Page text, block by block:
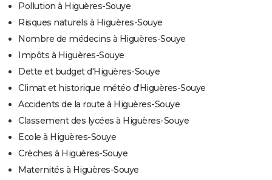
Pollution à Higuères-Souye
Risques naturels à Higuères-Souye
Nombre de médecins à Higuères-Souye
Impôts à Higuères-Souye
Dette et budget d'Higuères-Souye
Climat et historique météo d'Higuères-Souye
Accidents de la route à Higuères-Souye
Classement des lycées à Higuères-Souye
Ecole à Higuères-Souye
Crèches à Higuères-Souye
Maternités à Higuères-Souye